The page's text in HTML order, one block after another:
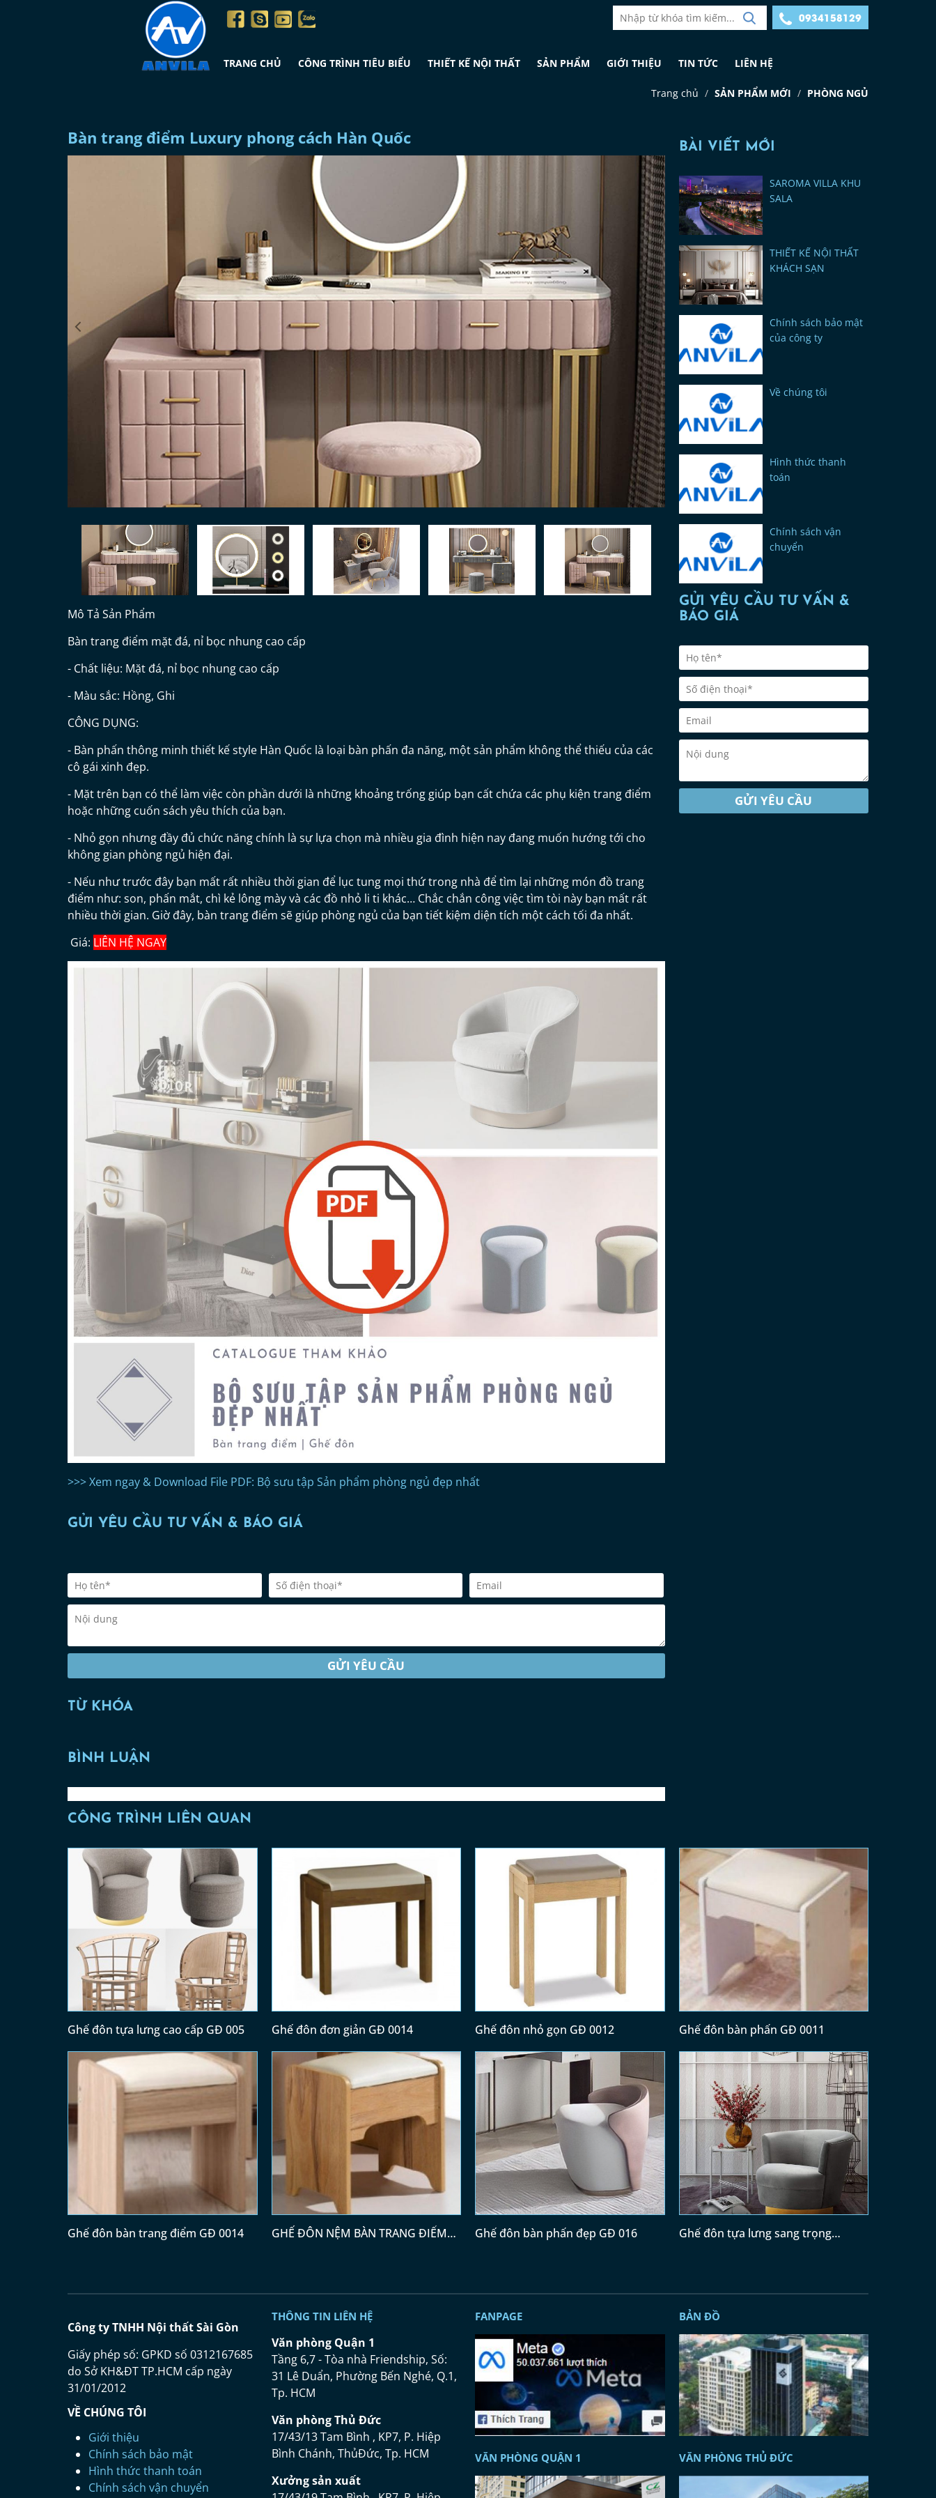
0934158129
TRANG CHỦ CÔNG TRÌNH TIÊU BIỂU THIẾT KẾ NỘI THẤT SẢN PHẨM GIỚI THIỆU TIN TỨC LIÊN HỆ
Trang chủ SẢN PHẨM MỚI PHÒNG NGỦ
Bàn trang điểm Luxury phong cách Hàn Quốc
Mô Tả Sản Phẩm
Bàn trang điểm mặt đá, nỉ bọc nhung cao cấp
- Chất liệu: Mặt đá, nỉ bọc nhung cao cấp
- Màu sắc: Hồng, Ghi
CÔNG DỤNG:
- Bàn phấn thông minh thiết kế style Hàn Quốc là loại bàn phấn đa năng, một sản phẩm không thể thiếu của các
cô gái xinh đẹp.
- Mặt trên bạn có thể làm việc còn phần dưới là những khoảng trống giúp bạn cất chứa các phụ kiện trang điểm
hoặc những cuốn sách yêu thích của bạn.
- Nhỏ gọn nhưng đầy đủ chức năng chính là sự lựa chọn mà nhiều gia đình hiện nay đang muốn hướng tới cho
không gian phòng ngủ hiện đại.
- Nếu như trước đây bạn mất rất nhiều thời gian để lục tung mọi thứ trong nhà để tìm lại những món đồ trang
điểm như: son, phấn mắt, chì kẻ lông mày và các đồ nhỏ li ti khác… Chắc chắn công việc tìm tòi này bạn mất rất
nhiều thời gian. Giờ đây, bàn trang điểm sẽ giúp phòng ngủ của bạn tiết kiệm diện tích một cách tối đa nhất.
Giá: LIÊN HỆ NGAY
>>> Xem ngay & Download File PDF: Bộ sưu tập Sản phẩm phòng ngủ đẹp nhất
GỬI YÊU CẦU TƯ VẤN & BÁO GIÁ
GỬI YÊU CẦU
TỪ KHÓA
BÌNH LUẬN
BÀI VIẾT MỚI
SAROMA VILLA KHU
SALA
THIẾT KẾ NỘI THẤT
KHÁCH SẠN
Chính sách bảo mật
của công ty
Về chúng tôi
Hình thức thanh
toán
Chính sách vận
chuyển
GỬI YÊU CẦU TƯ VẤN &
BÁO GIÁ
GỬI YÊU CẦU
CÔNG TRÌNH LIÊN QUAN
Ghế đôn tựa lưng cao cấp GĐ 005 Ghế đôn đơn giản GĐ 0014 Ghế đôn nhỏ gọn GĐ 0012 Ghế đôn bàn phấn GĐ 0011
Ghế đôn bàn trang điểm GĐ 0014
GHẾ ĐÔN NỆM BÀN TRANG ĐIỂM
Ghế đôn bàn phấn đẹp GĐ 016
Ghế đôn tựa lưng sang trọng
Công ty TNHH Nội thất Sài Gòn
Giấy phép số: GPKD số 0312167685
do Sở KH&ĐT TP.HCM cấp ngày
31/01/2012
VỀ CHÚNG TÔI
Giới thiệu
Chính sách bảo mật
Hình thức thanh toán
Chính sách vận chuyển
THÔNG TIN LIÊN HỆ
Văn phòng Quận 1
Tầng 6,7 - Tòa nhà Friendship, Số:
31 Lê Duẩn, Phường Bến Nghé, Q.1,
Tp. HCM
Văn phòng Thủ Đức
17/43/13 Tam Bình , KP7, P. Hiệp
Bình Chánh, ThủĐức, Tp. HCM
Xưởng sản xuất
FANPAGE
VĂN PHÒNG QUẬN 1
BẢN ĐỒ
VĂN PHÒNG THỦ ĐỨC